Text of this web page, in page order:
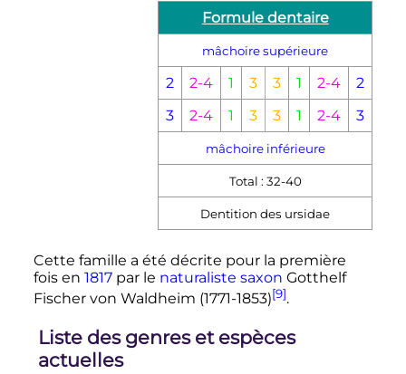
Formule dentaire
mâchoire supérieure
2 2-4 1 3 3 1 2-4
2
3
2-4 1 3 3 1 2-4 3
mâchoire inférieure
Total : 32-40
Dentition des ursidae
Cette famille a été décrite pour la première
fois en 1817par le naturaliste saxon Gotthelf
Fischer von Waldheim (1771-1853)[9].
Liste des genres et espèces
actuelles